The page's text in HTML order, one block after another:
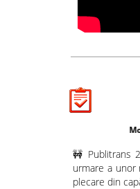
Modificări temporare
🚧 Publitrans
urmare a
plecare din